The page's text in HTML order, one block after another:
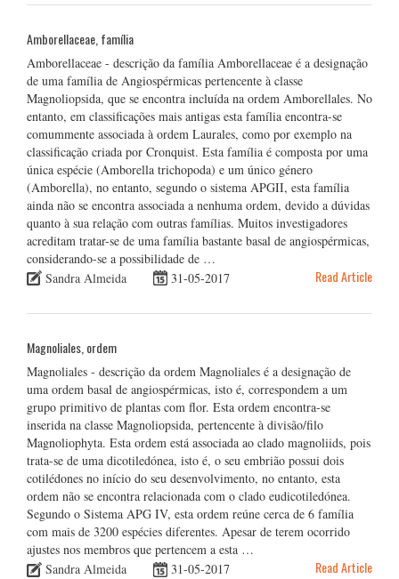
Amborellaceae, família
Amborellaceae - descrição da família Amborellaceae é a designação
de uma família de Angiospérmicas pertencente à classe
Magnoliopsida, que se encontra incluída na ordem Amborellales. No
entanto, em classificações mais antigas esta família encontra-se
comummente associada à ordem Laurales, como por exemplo na
classificação criada por Cronquist. Esta família é composta por uma
única espécie (Amborella trichopoda) e um único género
(Amborella), no entanto, segundo o sistema APGII, esta família
ainda não se encontra associada a nenhuma ordem, devido a dúvidas
quanto à sua relação com outras famílias. Muitos investigadores
acreditam tratar-se de uma família bastante basal de angiospérmicas,
considerando-se a possibilidade de …
Sandra Almeida
31-05-2017 Read Article
Magnoliales, ordem
Magnoliales - descrição da ordem Magnoliales é a designação de
uma ordem basal de angiospérmicas, isto é, correspondem a um
grupo primitivo de plantas com flor. Esta ordem encontra-se
inserida na classe Magnoliopsida, pertencente à divisão/filo
Magnoliophyta. Esta ordem está associada ao clado magnoliids, pois
trata-se de uma dicotiledónea, isto é, o seu embrião possui dois
cotilédones no início do seu desenvolvimento, no entanto, esta
ordem não se encontra relacionada com o clado eudicotiledónea.
Segundo o Sistema APG IV, esta ordem reúne cerca de 6 família
com mais de 3200 espécies diferentes. Apesar de terem ocorrido
ajustes nos membros que pertencem a esta …
Sandra Almeida
31-05-2017 Read Article